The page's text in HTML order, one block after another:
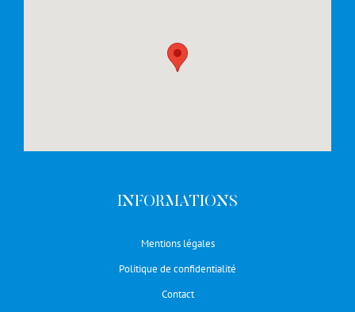
INFORMATIONS
Mentions légales
Politique de confidentialité
Contact